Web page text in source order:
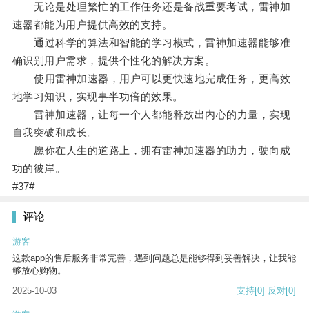
无论是处理繁忙的工作任务还是备战重要考试，雷神加
速器都能为用户提供高效的支持。
通过科学的算法和智能的学习模式，雷神加速器能够准
确识别用户需求，提供个性化的解决方案。
使用雷神加速器，用户可以更快速地完成任务，更高效
地学习知识，实现事半功倍的效果。
雷神加速器，让每一个人都能释放出内心的力量，实现
自我突破和成长。
愿你在人生的道路上，拥有雷神加速器的助力，驶向成
功的彼岸。
#37#
评论
游客
这款app的售后服务非常完善，遇到问题总是能够得到妥善解决，让我能
够放心购物。
2025-10-03
支持[0] 反对[0]